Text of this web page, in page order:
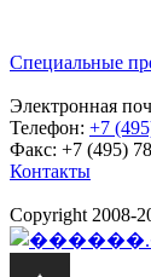
Специальные
Электронная
Телефон: +7
Факс: +7 (495)
Контакты
Copyright 2008-